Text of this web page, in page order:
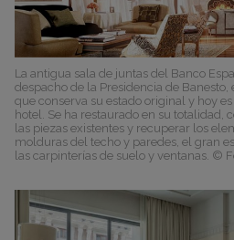
La antigua sala de juntas del Banco
despacho de la Presidencia de
que conserva su estado original y hoy
hotel. Se ha restaurado en su totalidad,
las piezas existentes y recuperar los
molduras del techo y paredes, el gran
las carpinterías de suelo y ventanas. ©